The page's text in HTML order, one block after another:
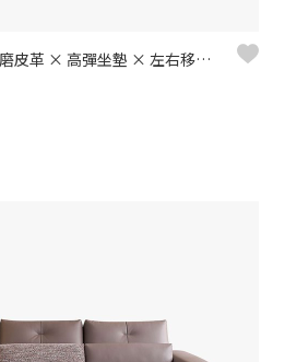
聖塔倫L型皮沙發｜抗污耐磨皮革 × 高彈坐墊 × 左右移動腳椅 – 擇木深耕